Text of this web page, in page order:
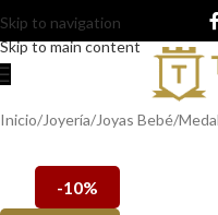
Skip to navigation
Skip to main content
Inicio/Joyería/Joyas Bebé/
-10%